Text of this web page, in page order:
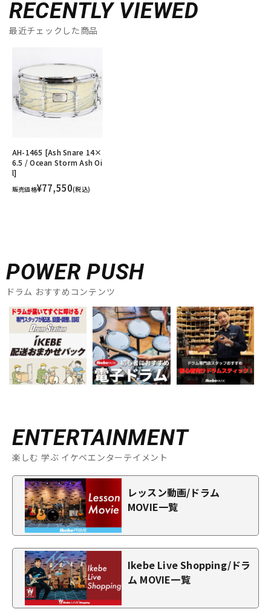
RECENTLY VIEWED
最近チェックした商品
AH-1465 [Ash Snare 14×
6.5 / Ocean Storm Ash Oi
l]
販売価格¥77,550(税込)
POWER PUSH
ドラム おすすめコンテンツ
ENTERTAINMENT
楽しむ 学ぶ イケベエンターテイメント
レッスン動画/ドラム
MOVIE一覧
Ikebe Live Shopping/ドラ
ム MOVIE一覧